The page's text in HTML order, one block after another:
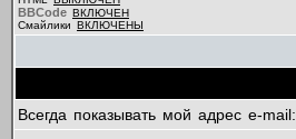
BBCode ВКЛЮЧЕН
Смайлики ВКЛЮЧЕНЫ
Всегда показывать мой адрес e-mail: